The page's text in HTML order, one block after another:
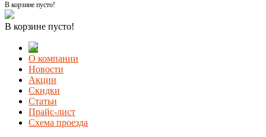
В корзине пусто!
В корзине пусто!
О компании
Новости
Акции
Скидки
Статьи
Прайс-лист
Схема проезда